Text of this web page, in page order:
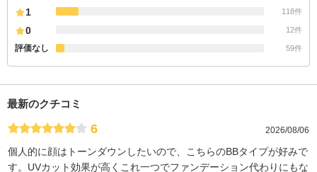
1 118件
0 12件
評価なし 59件
最新のクチコミ
6 2026/08/06
個人的に顔はトーンダウンしたいので、こちらのBBタイプが好みで
す。UVカット効果が高くこれ一つでファンデーション代わりにもな